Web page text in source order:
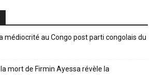
médiocrité au Congo post parti congolais du
mort de Firmin Ayessa révèle la